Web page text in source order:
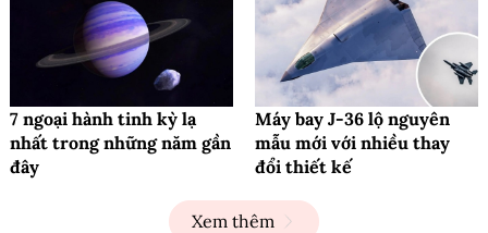
7 ngoại hành tinh kỳ lạ
nhất trong những năm gần
đây
Máy bay J-36 lộ nguyên
mẫu mới với nhiều thay
đổi thiết kế
Xem thêm